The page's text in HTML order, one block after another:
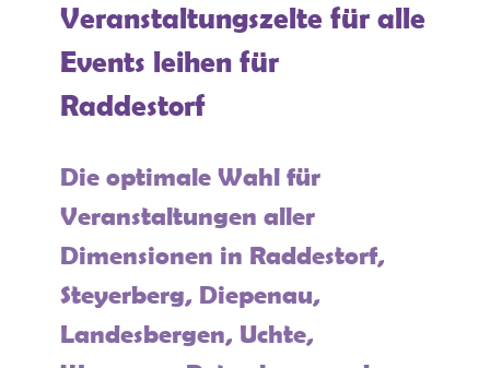
Veranstaltungszelte für alle
Events leihen für
Raddestorf
Die optimale Wahl für
Veranstaltungen aller
Dimensionen in Raddestorf,
Steyerberg, Diepenau,
Landesbergen, Uchte,